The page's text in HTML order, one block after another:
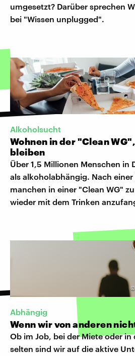
umgesetzt? Darüber sprechen
bei "Wissen unplugged".
Alkoholsucht
Wohnen in der "Clean
bleiben
Über 1,5 Millionen Menschen in
als alkoholabhängig. Nach
manchen in einer "Clean WG"
wieder mit dem Trinken
©
Abhängig
Wenn wir von anderen
Ob im Job, bei der Miete oder in
selten sind wir auf die aktive